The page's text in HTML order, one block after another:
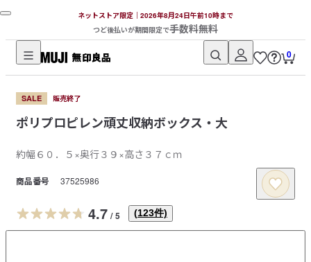
ネットストア限定｜2026年8月24日午前10時まで
つど後払いが期間限定で手数料無料
無
印
良
品
ッ
ト
ト
ア
0
SALE 販売終了
ポリプロピレン頑丈収納ボックス・大
約幅６０．５×奥行３９×高さ３７ｃｍ
商品番号 37525986
4.7 / 5 (123件)